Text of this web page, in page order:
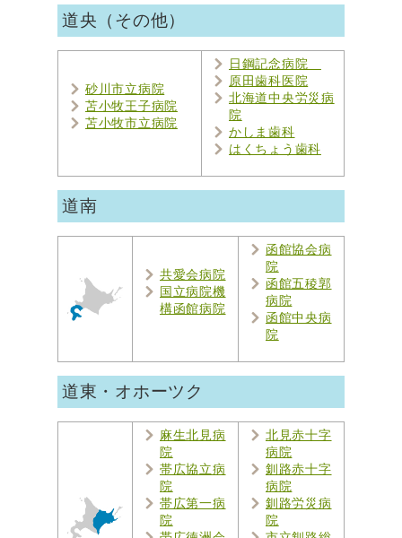
道央（その他）
砂川市立病院
苫小牧王子病院
苫小牧市立病院
日鋼記念病院
原田歯科医院
北海道中央労災病
院
かしま歯科
はくちょう歯科
道南
共愛会病院
国立病院機
構函館病院
函館協会病
院
函館五稜郭
病院
函館中央病
院
道東・オホーツク
麻生北見病
院
帯広協立病
院
帯広第一病
院
北見赤十字
病院
釧路赤十字
病院
釧路労災病
院